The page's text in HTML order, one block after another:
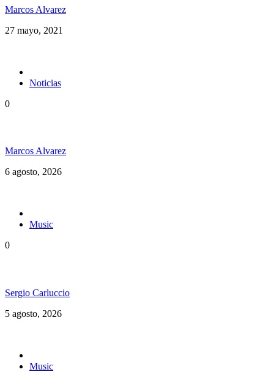
Marcos Alvarez
27 mayo, 2021
Noticias
0
Marcos Alvarez
6 agosto, 2026
Music
0
Sergio Carluccio
5 agosto, 2026
Music